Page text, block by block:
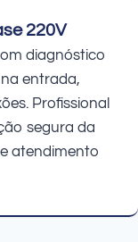
220V
diagnóstico
entrada,
Profissional
segura da
atendimento